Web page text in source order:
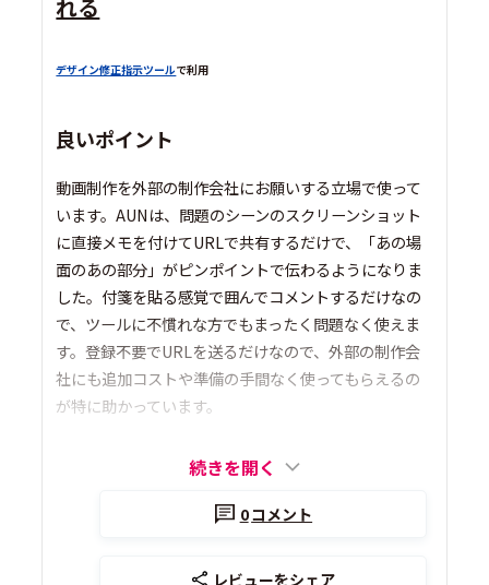
れる
デザイン修正指示ツールで利用
良いポイント
動画制作を外部の制作会社にお願いする立場で使って
います。AUNは、問題のシーンのスクリーンショット
に直接メモを付けてURLで共有するだけで、「あの場
面のあの部分」がピンポイントで伝わるようになりま
した。付箋を貼る感覚で囲んでコメントするだけなの
で、ツールに不慣れな方でもまったく問題なく使えま
す。登録不要でURLを送るだけなので、外部の制作会
社にも追加コストや準備の手間なく使ってもらえるの
が特に助かっています。
続きを開く
0コメント
レビューをシェア